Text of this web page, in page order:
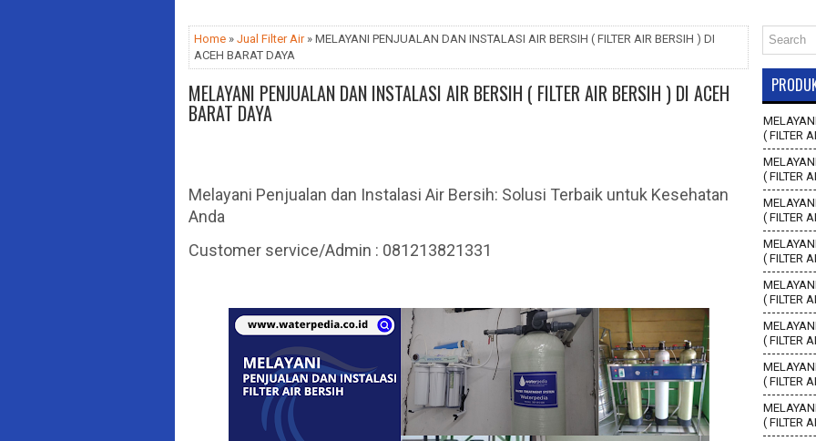
Home » Jual Filter Air» MELAYANI PENJUALAN DAN INSTALASI AIR BERSIH ( FILTER AIR BERSIH ) DI
ACEH BARAT DAYA
MELAYANI PENJUALAN DAN INSTALASI AIR BERSIH ( FILTER AIR BERSIH ) DI ACEH
BARAT DAYA
Melayani Penjualan dan Instalasi Air Bersih: Solusi Terbaik untuk Kesehatan
Anda
Customer service/Admin : 081213821331
( FILTER
( FILTER
( FILTER
( FILTER
( FILTER
( FILTER
( FILTER
( FILTER